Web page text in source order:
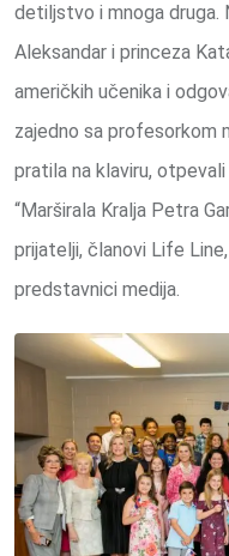
detiljstvo i mnoga druga.
Aleksandar i princeza
američkih učenika i
zajedno sa profesorkom
pratila na klaviru,
“Marširala Kralja Petra
prijatelji, članovi Life
predstavnici medija.